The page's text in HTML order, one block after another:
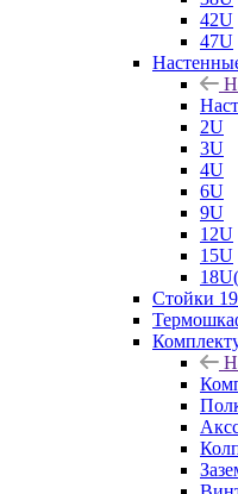
42U
47U
2U
3U
4U
6U
9U
12U
15U
Стойки